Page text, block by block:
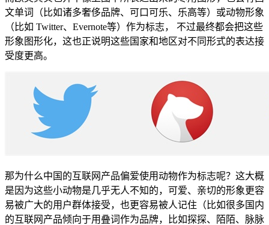
文单词（比如诸多奢侈品牌、可口可乐、乐高等）或动物形象
（比如 Twitter、Evernote等）作为标志， 不过最终都会把这些
形象图形化，这也正说明这些国家和地区对不同形式的表达接
受度更高。
那为什么中国的互联网产品偏爱使用动物作为标志呢？这大概
是因为这些小动物是几乎无人不知的，可爱、亲切的形象更容
易被广大的用户群体接受，也更容易被人记住（比如很多国内
的互联网产品倾向于用叠词作为品牌，比如探探、陌陌、脉脉